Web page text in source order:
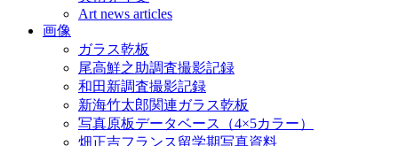
Art news articles
画像
ガラス乾板
尾高鮮之助調査撮影記録
和田新調査撮影記録
新海竹太郎関連ガラス乾板
写真原板データベース（4×5カラー）
畑正吉フランス留学期写真資料